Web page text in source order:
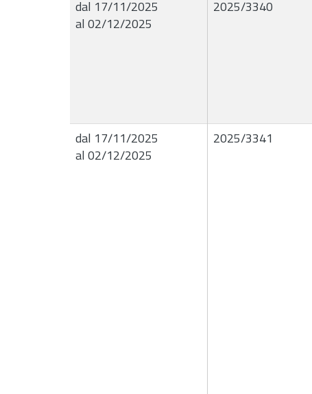
dal 17/11/2025
al 02/12/2025
2025/3340
dal 17/11/2025
al 02/12/2025
2025/3341